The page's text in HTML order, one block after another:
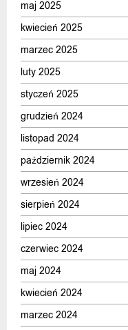
maj 2025
kwiecień 2025
marzec 2025
luty 2025
styczeń 2025
grudzień 2024
listopad 2024
październik 2024
wrzesień 2024
sierpień 2024
lipiec 2024
czerwiec 2024
maj 2024
kwiecień 2024
marzec 2024